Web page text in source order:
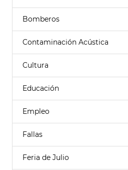
Bomberos
Contaminación Acústica
Cultura
Educación
Empleo
Fallas
Feria de Julio